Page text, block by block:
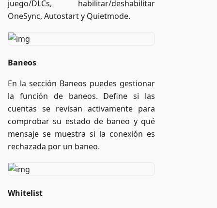
juego/DLCs, habilitar/deshabilitar
OneSync, Autostart y Quietmode.
Baneos
En la sección Baneos puedes gestionar
la función de baneos. Define si las
cuentas se revisan activamente para
comprobar su estado de baneo y qué
mensaje se muestra si la conexión es
rechazada por un baneo.
Whitelist